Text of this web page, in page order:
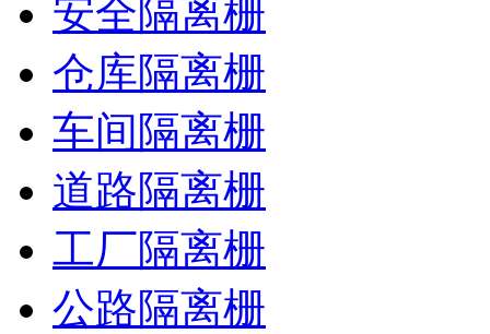
安全隔离栅
仓库隔离栅
车间隔离栅
道路隔离栅
工厂隔离栅
公路隔离栅